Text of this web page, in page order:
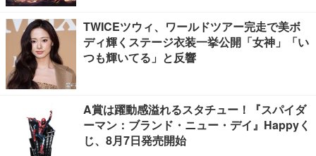
TWICEツウィ、ワールドツアー完走で美ボ
ディ輝くステージ衣装一挙公開「女神」「い
つも輝いてる」と反響
A賞は躍動感溢れるスタチュー！『スパイダ
ーマン：ブランド・ニュー・デイ』Happyく
じ、8月7日発売開始